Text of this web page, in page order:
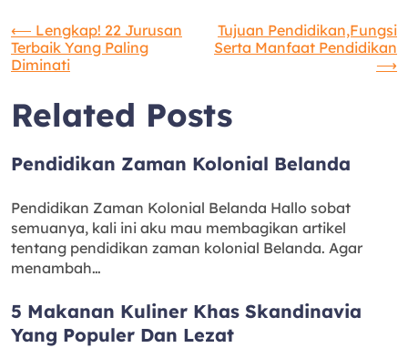
Navigasi
pos
⟵ Lengkap! 22 Jurusan
Terbaik Yang Paling
Diminati
Tujuan Pendidikan,Fungsi
Serta Manfaat Pendidikan
⟶
Related Posts
Pendidikan Zaman Kolonial Belanda
Pendidikan Zaman Kolonial Belanda Hallo sobat
semuanya, kali ini aku mau membagikan artikel
tentang pendidikan zaman kolonial Belanda. Agar
menambah…
5 Makanan Kuliner Khas Skandinavia
Yang Populer Dan Lezat